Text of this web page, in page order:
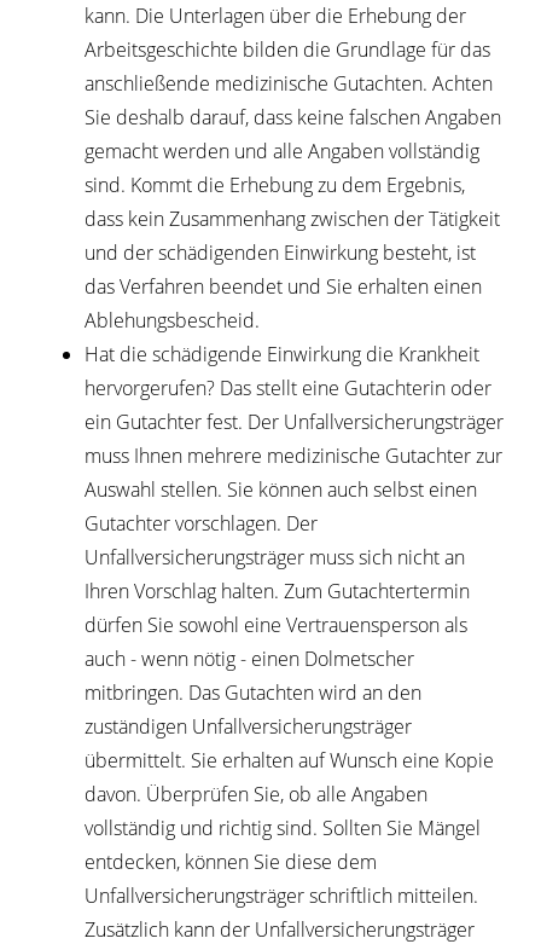
kann. Die Unterlagen über die Erhebung der
Arbeitsgeschichte bilden die Grundlage für das
anschließende medizinische Gutachten. Achten
Sie deshalb darauf, dass keine falschen Angaben
gemacht werden und alle Angaben vollständig
sind. Kommt die Erhebung zu dem Ergebnis,
dass kein Zusammenhang zwischen der Tätigkeit
und der schädigenden Einwirkung besteht, ist
das Verfahren beendet und Sie erhalten einen
Ablehungsbescheid.
Hat die schädigende Einwirkung die Krankheit
hervorgerufen? Das stellt eine Gutachterin oder
ein Gutachter fest. Der Unfallversicherungsträger
muss Ihnen mehrere medizinische Gutachter zur
Auswahl stellen. Sie können auch selbst einen
Gutachter vorschlagen. Der
Unfallversicherungsträger muss sich nicht an
Ihren Vorschlag halten. Zum Gutachtertermin
dürfen Sie sowohl eine Vertrauensperson als
auch - wenn nötig - einen Dolmetscher
mitbringen. Das Gutachten wird an den
zuständigen Unfallversicherungsträger
übermittelt. Sie erhalten auf Wunsch eine Kopie
davon. Überprüfen Sie, ob alle Angaben
vollständig und richtig sind. Sollten Sie Mängel
entdecken, können Sie diese dem
Unfallversicherungsträger schriftlich mitteilen.
Zusätzlich kann der Unfallversicherungsträger